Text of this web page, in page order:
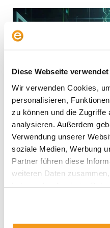
Diese Webseite
Wir verwenden Cookies,
personalisieren,
zu können und die Zugriffe
analysieren. Außerdem
Verwendung unserer
soziale Medien, Werbung
Partner führen diese
weiteren Daten
Nvidia-Aktie:
Nvidia-
Ein
Quartal
Superlative
–
Peak
AI-
Boom?